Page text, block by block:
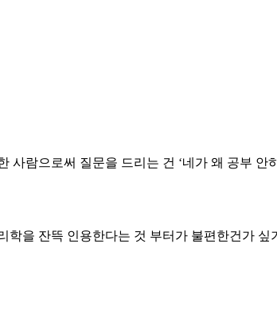
람으로써 질문을 드리는 건 ‘네가 왜 공부
을 잔뜩 인용한다는 것 부터가 불편한건가